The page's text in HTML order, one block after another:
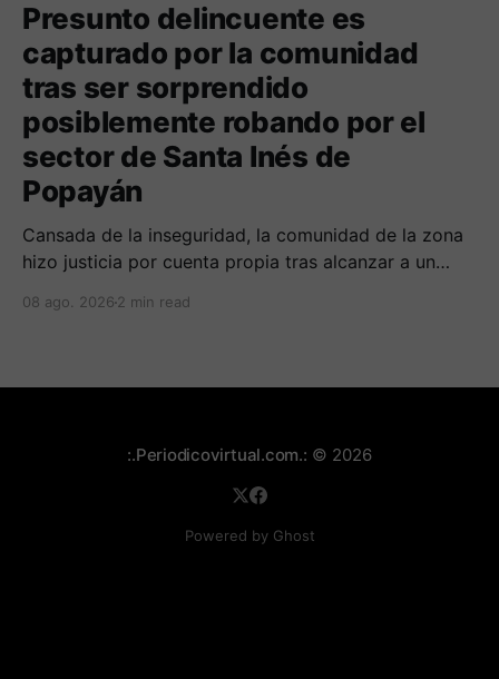
Presunto delincuente es
capturado por la comunidad
tras ser sorprendido
posiblemente robando por el
sector de Santa Inés de
Popayán
Cansada de la inseguridad, la comunidad de la zona
hizo justicia por cuenta propia tras alcanzar a un
comuna cuatro. La gente pedía que lo incineraran,
08 ago. 2026 2 min read
:.Periodicovirtual.com.: © 2026
Powered by Ghost